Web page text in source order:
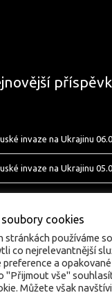
invaze na Ukrajinu
invaze na Ukrajinu
cookies
stránkách používáme
co nejrelevantnější
preference a
"Přijmout vše"
Můžete však